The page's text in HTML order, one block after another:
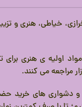
خیاطی، هنری و
مواد اولیه ی هنری
مراجعه می کنند.
دشواری های خرید